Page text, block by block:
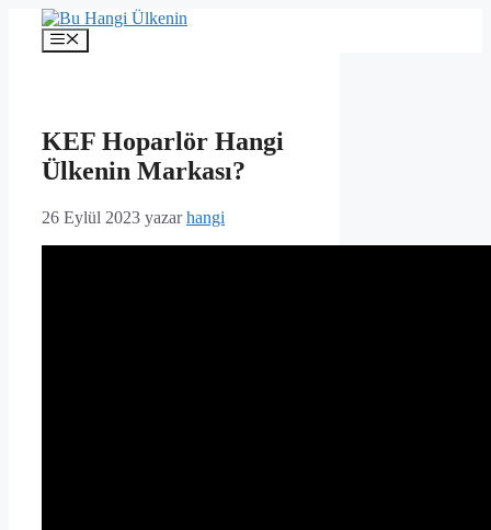
İçeriğe
Menü
KEF Hoparlör Hangi
Ülkenin Markası?
26 Eylül 2023 yazarhangi